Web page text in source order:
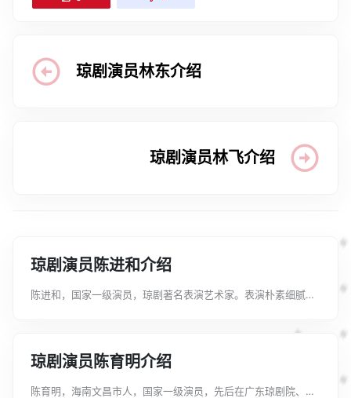
琼剧演员林东介绍
琼剧演员林飞介绍
琼剧演员陈进和介绍
陈进和，国家一级演员，琼剧著名表演艺术家。表演朴素细腻、
琼剧演员陈育明介绍
陈育明，海南文昌市人，国家一级演员，先后在广东琼剧院、海